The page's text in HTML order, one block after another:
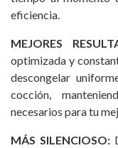
eficiencia.
MEJORES
optimizada y
descongelar
cocción,
necesarios para tu
MÁS SILENCIOSO: